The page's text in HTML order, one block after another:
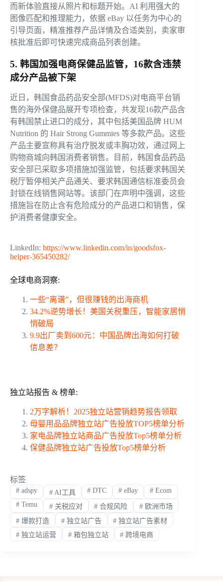
而新体验直接从照片和标题开始。AI 利用强大的
图像匹配和推理能力，依据 eBay 以任务为中心的
引导页面，精准推荐产品详情及合适类别，卖家审
核批准后即可快速完成商品列表创建。
5. 韩国加强电商保健品监管，16款含违禁
成分产品被下架
近日，韩国食品药品安全部(MFDS)对电商平台销
售的海外保健品展开专项检查，共发现16款产品含
有韩国禁止进口的成分，其中包括美国品牌 HUM
Nutrition 的 Hair Strong Gummies 等多款产品。这些
产品主要宣称具有治疗脱发或丰胸功效，通过网上
购物商城向韩国消费者销售。目前，韩国食品药品
安全部已采取多项措施加强监管，包括要求韩国关
税厅暂停相关产品通关、要求韩国通信标准委员会
封锁在线销售网站等。该部门在声明中强调，这些
措施旨在防止含有危险成分的产品进口和销售，保
护消费者健康安全。
LinkedIn: https://www.linkedin.com/in/goodsfox-
helper-365450282/
全球电商洞察:
一些“离谱”，但很赚钱的出海商机
34.2%逆势增长！美国关税重压，智能家居悄
悄破局
9.9出厂卖到600元：中国品牌出海如何打破
信息差？
独立站报告 & 榜单:
2万字解析！2025独立站营销趋势报告领取
母婴用品品牌独立站广告投放TOP5榜单分析
家电品牌独立站商品广告投放Top5榜单分析
保健品牌独立站广告投放Top5榜单分析
标签
#adspy #AI工具 # DTC # eBay # Ecom
#Temu #关税应对 # 合规风险 # 欧洲市场
#爆款打造 #独立站广告 # 独立站广告素材
#独立站运营 #箱包独立站 # 跨境电商